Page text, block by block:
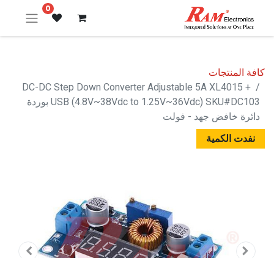
0
كافة المنتجات
DC-DC Step Down Converter Adjustable 5A XL4015 +
USB (4.8V~38Vdc to 1.25V~36Vdc) SKU#DC103 بوردة
دائرة خافض جهد - فولت
نفدت الكمية